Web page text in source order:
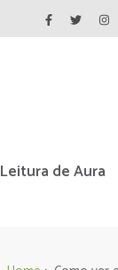
Leitura de Aura